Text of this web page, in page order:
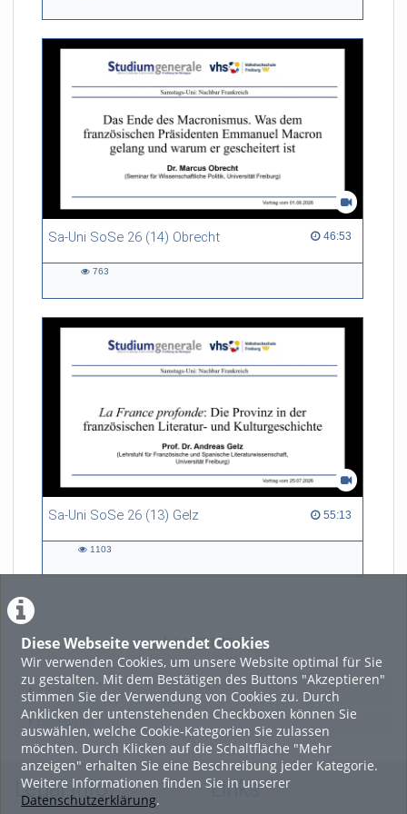
Diese Webseite verwendet Cookies
Wir verwenden Cookies, um unsere Website optimal für Sie
zu gestalten. Mit dem Bestätigen des Buttons "Akzeptieren"
stimmen Sie der Verwendung von Cookies zu. Durch
Anklicken der untenstehenden Checkboxen können Sie
auswählen, welche Cookie-Kategorien Sie zulassen
möchten. Durch Klicken auf die Schaltfläche "Mehr
anzeigen" erhalten Sie eine Beschreibung jeder Kategorie.
Weitere Informationen finden Sie in unserer
Datenschutzerklärung.
Sa-Uni SoSe 26 (14) Obrecht 46:53
46:53 duration
763
Sa-Uni SoSe 26 (13) Gelz 55:13
55:13 duration
1103
LADE MEHR
Featured
Beliebtheit
Legal Info Links